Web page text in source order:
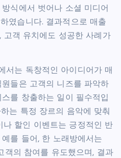
식에서 벗어나 소셜 미디어
였습니다. 결과적으로 매출
고객 유치에도 성공한 사례가
서는 독창적인 아이디어가 매
들은 고객의 니즈를 파악하
를 창출하는 일이 필수적입
는 특정 장르의 음악에 맞춰
나 할인 이벤트는 긍정적인 반
를 들어, 한 노래방에서는
객의 참여를 유도했으며, 결과